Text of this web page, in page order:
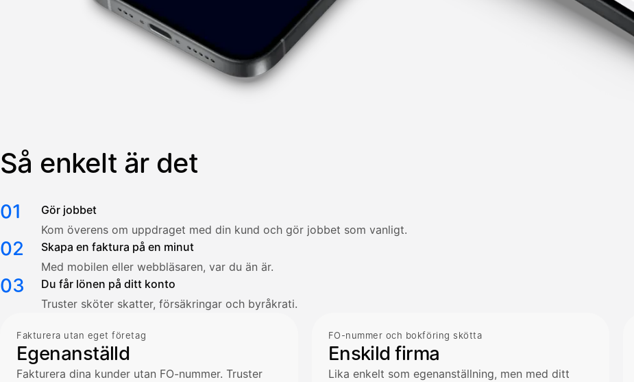
Så enkelt är det
01
Gör jobbet
Kom överens om uppdraget med din kund och gör jobbet som vanligt.
02
Skapa en faktura på en minut
Med mobilen eller webbläsaren, var du än är.
03
Du får lönen på ditt konto
Truster sköter skatter, försäkringar och byråkrati.
Fakturera utan eget företag
Egenanställd
Fakturera dina kunder utan FO-nummer. Truster
FO-nummer och bokföring skötta
Enskild firma
Lika enkelt som egenanställning, men med ditt